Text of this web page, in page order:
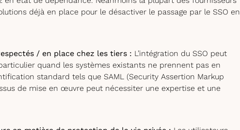
déjà en place pour le désactiver le passage par le SSO en
/ en place chez les tiers : L’intégration du SSO peut
quand les systèmes existants ne prennent pas en
standard tels que SAML (Security Assertion Markup
de mise en œuvre peut nécessiter une expertise et une